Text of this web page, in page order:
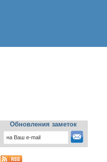
Обновления заметок